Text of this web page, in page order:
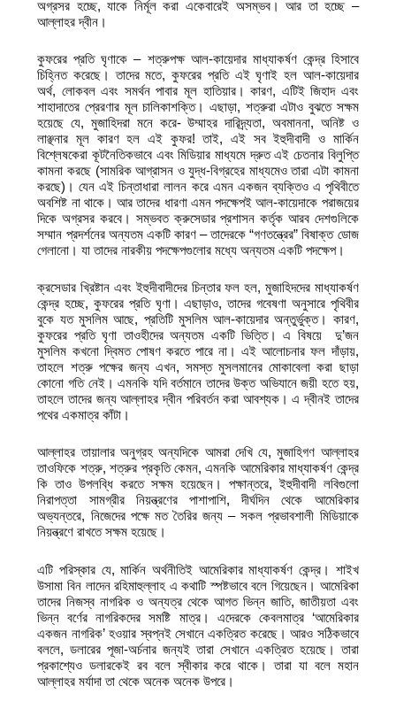
অগ্রসর হচ্ছে, যাকে নির্মূল করা একেবারেই অসম্ভব। আর তা হচ্ছে –
আল্লাহর দ্বীন।
কুফরের প্রতি ঘৃণাকে – শত্রুপক্ষ আল-কায়েদার মাধ্যাকর্ষণ কেন্দ্র হিসাবে
চিহ্নিত করেছে। তাদের মতে, কুফরের প্রতি এই ঘৃণাই হল আল-কায়েদার
অর্থ, লোকবল এবং সমর্থন পাবার মূল হাতিয়ার। কারণ, এটিই জিহাদ এবং
শাহাদাতের প্রেরণার মূল চালিকাশক্তি। এছাড়া, শত্রুরা এটাও বুঝতে সক্ষম
হয়েছে যে, মুজাহিদরা মনে করে- উম্মাহর দারিদ্র্যতা, অবমাননা, অনিষ্ট ও
লাঞ্ছনার মূল কারণ হল এই কুফর! তাই, এই সব ইহুদীবাদী ও মার্কিন
বিশ্লেষকেরা কূটনৈতিকভাবে এবং মিডিয়ার মাধ্যমে দ্রুত এই চেতনার বিলুপ্তি
কামনা করছে (সামরিক আগ্রাসন ও যুদ্ধ-বিগ্রহের মাধ্যমেও তারা এটা কামনা
করছে)। যেন এই চিন্তাধারা লালন করে এমন একজন ব্যক্তিও এ পৃথিবীতে
অবশিষ্ট না থাকে। আর তাদের ধারণা এমন পদক্ষেপই আল-কায়েদাকে পরাজয়ের
দিকে অগ্রসর করবে। সম্ভবত ক্রুসেডার প্রশাসন কর্তৃক আরব দেশগুলিকে
সম্মান প্রদর্শনের অন্যতম একটি কারণ – তাদেরকে “গণতন্ত্রের” বিষাক্ত ডোজ
গেলানো। যা তাদের নারকীয় পদক্ষেপগুলোর মধ্যে অন্যতম একটি পদক্ষেপ।
ক্রসেডার খ্রিষ্টান এবং ইহুদীবাদীদের চিন্তার ফল হল, মুজাহিদদের মাধ্যাকর্ষণ
কেন্দ্র হচ্ছে, কুফরের প্রতি ঘৃণা। এছাড়াও, তাদের গবেষণা অনুসারে পৃথিবীর
বুকে যত মুসলিম আছে, প্রতিটি মুসলিম আল-কায়েদার অন্তুর্ভুক্ত। কারণ,
কুফরের প্রতি ঘৃণা তাওহীদের অন্যতম একটি ভিত্তি। এ বিষয়ে দু’জন
মুসলিম কখনো দ্বিমত পোষণ করতে পারে না। এই আলোচনার ফল দাঁড়ায়,
তাহলে শত্রু পক্ষের জন্য এখন, সমস্ত মুসলমানের মোকাবেলা করা ছাড়া
কোনো গতি নেই। এমনকি যদি বর্তমানে তাদের উক্ত অভিযানে জয়ী হতে হয়,
তাহলে তাদের জন্য আল্লাহর দ্বীন পরিবর্তন করা আবশ্যক। এ দ্বীনই তাদের
পথের একমাত্র কাঁটা।
আল্লাহর তায়ালার অনুগ্রহ অন্যদিকে আমরা দেখি যে, মুজাহিগণ আল্লাহর
তাওফিকে শত্রু, শত্রুর প্রকৃতি কেমন, এমনকি আমেরিকার মাধ্যাকর্ষণ কেন্দ্র
কি তাও উপলব্ধি করতে সক্ষম হয়েছেন। পক্ষান্তরে, ইহুদীবাদী লবিগুলো
নিরাপত্তা সামগ্রীর নিয়ন্ত্রণের পাশাপাশি, দীর্ঘদিন থেকে আমেরিকার
অভ্যন্তরে, নিজেদের পক্ষে মত তৈরির জন্য – সকল প্রভাবশালী মিডিয়াকে
নিয়ন্ত্রণে রাখতে সক্ষম হয়েছে।
এটি পরিস্কার যে, মার্কিন অর্থনীতিই আমেরিকার মাধ্যাকর্ষণ কেন্দ্র। শাইখ
উসামা বিন লাদেন রহিমাহুল্লাহ এ কথাটি স্পষ্টভাবে বলে গিয়েছেন। আমেরিকা
তাদের নিজস্ব নাগরিক ও অন্যত্র থেকে আগত ভিন্ন জাতি, জাতীয়তা এবং
ভিন্ন বর্ণের নাগরিকদের সমষ্টি মাত্র। এদেরকে কেবলমাত্র ‘আমেরিকার
একজন নাগরিক’ হওয়ার স্বপ্নই সেখানে একত্রিত করেছে। আরও সঠিকভাবে
বললে, ডলারের পূজা-অর্চনার জন্যই তারা সেখানে একত্রিত হয়েছে। তারা
প্রকাশ্যেও ডলারকেই রব বলে স্বীকার করে থাকে। তারা যা বলে মহান
আল্লাহর মর্যাদা তা থেকে অনেক অনেক উপরে।